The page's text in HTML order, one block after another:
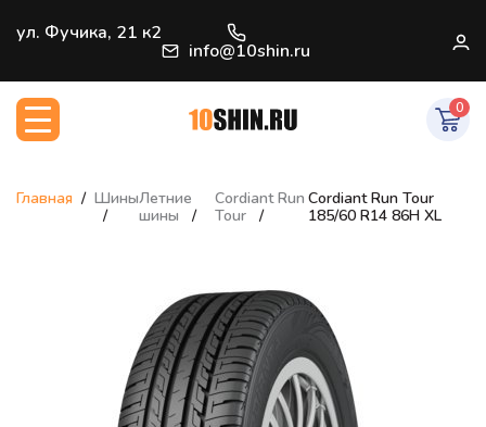
ул. Фучика, 21 к2
info@10shin.ru
0
Главная ШиныЛетние
шины
Cordiant Run
Tour
Cordiant Run Tour
185/60 R14 86H XL